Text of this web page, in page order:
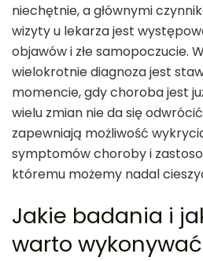
niechętnie, a głównymi
wizyty u lekarza jest
objawów i złe samopoczucie.
wielokrotnie diagnoza jest
momencie, gdy choroba jest
wielu zmian nie da się
zapewniają możliwość
symptomów choroby i
któremu możemy nadal
Jakie badania i
warto